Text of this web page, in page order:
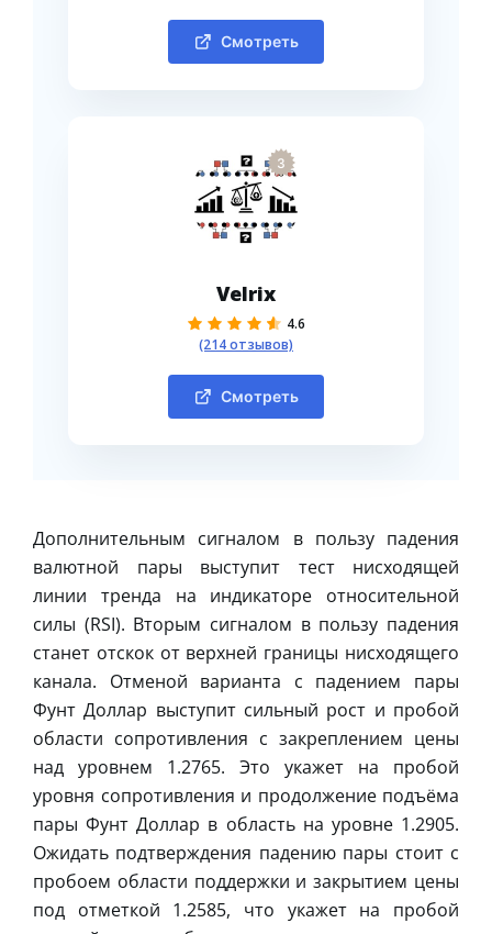
Смотреть
3
Velrix
4.6
(214 отзывов)
Смотреть
Дополнительным сигналом в пользу падения
валютной пары выступит тест нисходящей
линии тренда на индикаторе относительной
силы (RSI). Вторым сигналом в пользу падения
станет отскок от верхней границы нисходящего
канала. Отменой варианта с падением пары
Фунт Доллар выступит сильный рост и пробой
области сопротивления с закреплением цены
над уровнем 1.2765. Это укажет на пробой
уровня сопротивления и продолжение подъёма
пары Фунт Доллар в область на уровне 1.2905.
Ожидать подтверждения падению пары стоит с
пробоем области поддержки и закрытием цены
под отметкой 1.2585, что укажет на пробой